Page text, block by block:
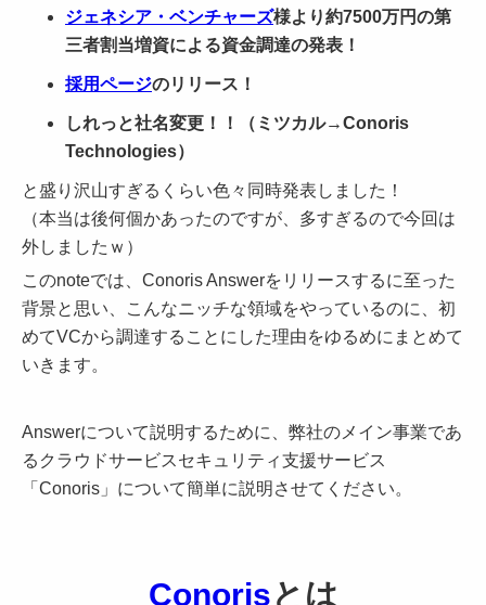
ジェネシア・ベンチャーズ様より約7500万円の第
三者割当増資による資金調達の発表！
採用ページのリリース！
しれっと社名変更！！（ミツカル→Conoris
Technologies）
と盛り沢山すぎるくらい色々同時発表しました！
（本当は後何個かあったのですが、多すぎるので今回は
外しましたｗ）
このnoteでは、Conoris Answerをリリースするに至った
背景と思い、こんなニッチな領域をやっているのに、初
めてVCから調達することにした理由をゆるめにまとめて
いきます。
Answerについて説明するために、弊社のメイン事業であ
るクラウドサービスセキュリティ支援サービス
「Conoris」について簡単に説明させてください。
Conorisとは